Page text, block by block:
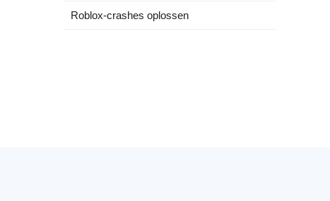
Roblox-crashes oplossen